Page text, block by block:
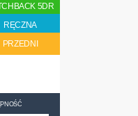
5DR
RĘCZNA
PRZEDNI